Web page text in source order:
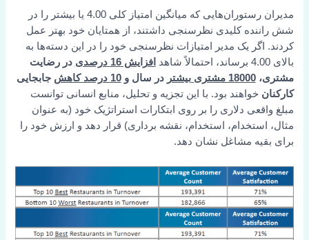
مدیران رستوران‌هایی که میانگین امتیاز کلی 4.00 یا بیشتر را در
شش راننده کلیدی نظرسنجی داشتند، از همتایان خود بهتر عمل
کردند. اگر یک مدیر امتیازات نظرسنجی خود را در این دسته‌ها به
بالای 4.00 برساند، احتمالاً شاهد
افزایش 16 درصدی
در رضایت
مشتری،18000 مشتری بیشتر در سال و10 درصد کاهش
جابجایی
کارکنان خواهند بود. با این تجزیه و تحلیل، منابع انسانی توانست
مبلغ واقعی دلاری را بر روی ابتکارات استراتژیک خود (به عنوان
مثال، استخدام، استخدام، نقشه برداری) قرار دهد و ارزش خود را
برای بقیه مشاغل نشان دهد.